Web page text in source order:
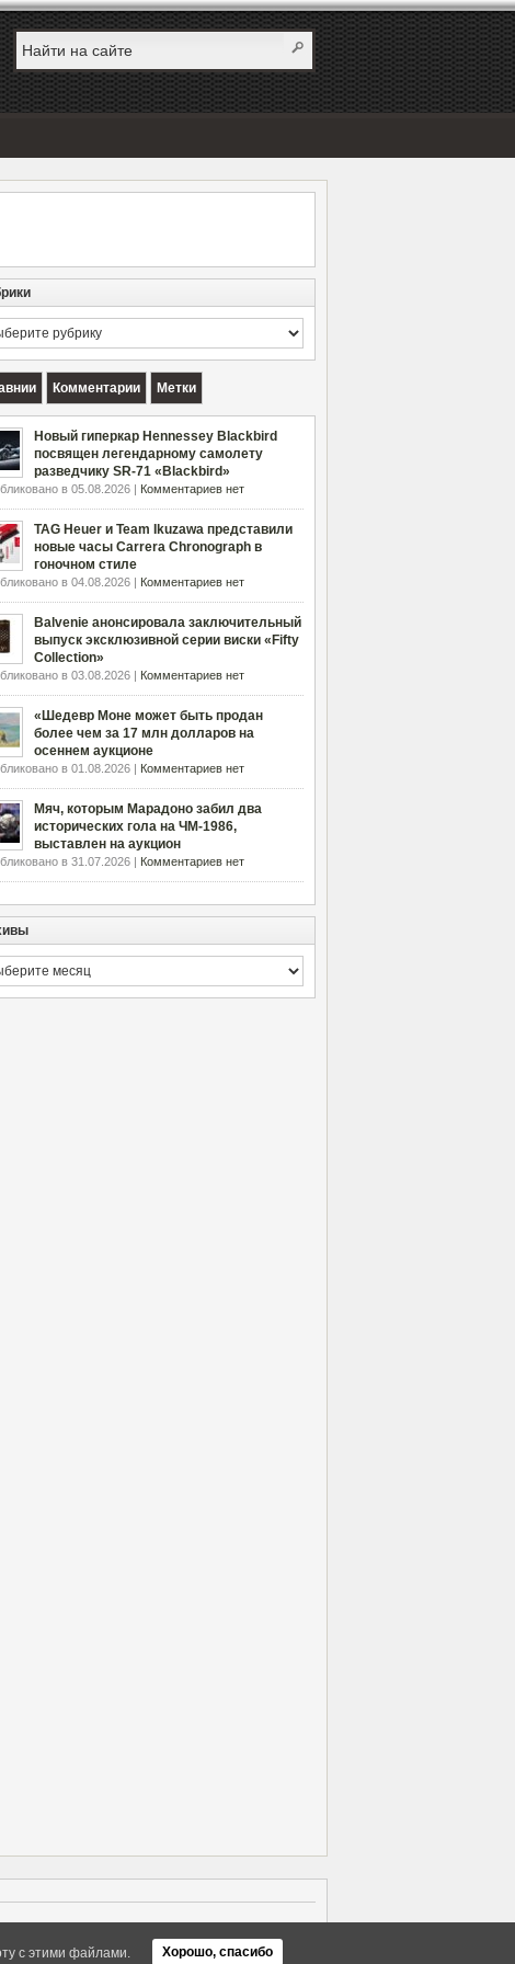
Комментарии Метки
Новый гиперкар Hennessey Blackbird
посвящен легендарному самолету
разведчику SR-71 «Blackbird»
в 05.08.2026 | Комментариев нет
TAG Heuer и Team Ikuzawa представили
новые часы Carrera Chronograph в
гоночном стиле
в 04.08.2026 | Комментариев нет
Balvenie анонсировала заключительный
выпуск эксклюзивной серии виски «Fifty
Collection»
в 03.08.2026 | Комментариев нет
«Шедевр Моне может быть продан
более чем за 17 млн долларов на
осеннем аукционе
в 01.08.2026 | Комментариев нет
Мяч, которым Марадоно забил два
исторических гола на ЧМ-1986,
выставлен на аукцион
в 31.07.2026 | Комментариев нет
с этими файлами. Хорошо, спасибо